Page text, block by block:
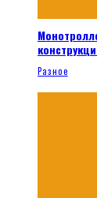
Разное